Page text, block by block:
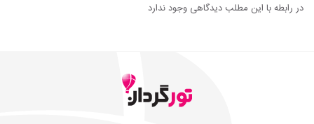
در رابطه با این مطلب دیدگاهی وجود ندارد